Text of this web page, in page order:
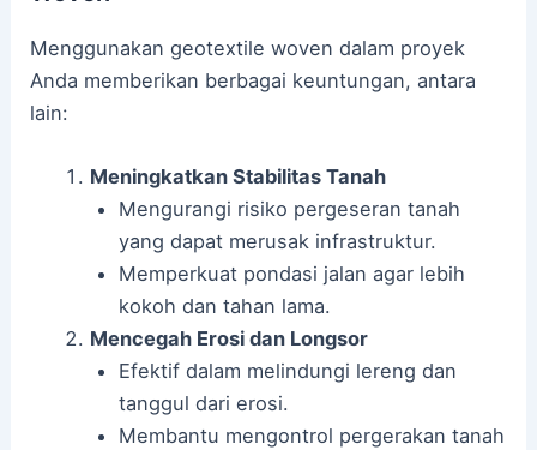
Menggunakan geotextile woven dalam proyek
Anda memberikan berbagai keuntungan, antara
lain:
Meningkatkan Stabilitas Tanah
Mengurangi risiko pergeseran tanah
yang dapat merusak infrastruktur.
Memperkuat pondasi jalan agar lebih
kokoh dan tahan lama.
Mencegah Erosi dan Longsor
Efektif dalam melindungi lereng dan
tanggul dari erosi.
Membantu mengontrol pergerakan tanah